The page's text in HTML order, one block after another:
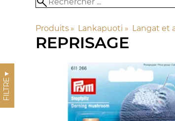
Produits ‪» Lankapuoti ‪» Langat et
REPRISAGE
FILTRE
▼